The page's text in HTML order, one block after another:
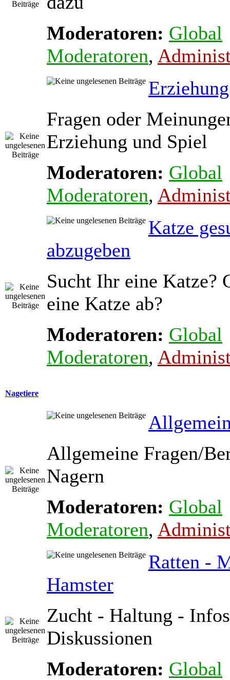
Moderatoren: Global
Moderatoren,
Fragen oder
Erziehung und Spiel
Moderatoren: Global
Moderatoren,
Katze
abzugeben
Sucht Ihr eine Katze?
eine Katze ab?
Moderatoren: Global
Moderatoren,
Nagetiere
Allgemeine Fragen/
Nagern
Moderatoren: Global
Moderatoren,
Ratten -
Hamster
Zucht - Haltung -
Diskussionen
Moderatoren: Global